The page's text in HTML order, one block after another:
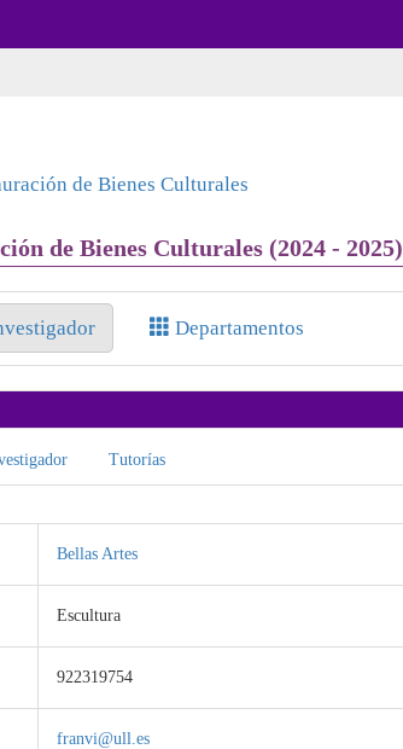
de Bienes Culturales
de Bienes Culturales (2024 - 2025)
Departamentos
Tutorías
Bellas Artes
Escultura
922319754
franvi@ull.es